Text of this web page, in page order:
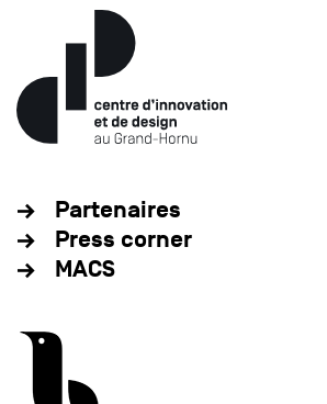
Partenaires
Press corner
MACS